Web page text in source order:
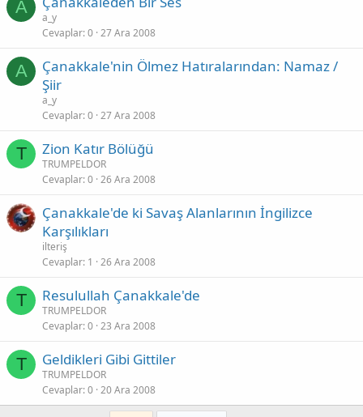
A
a_y
Cevaplar 0 27 Ara 2008
A
Çanakkale'nin Ölmez Hatıralarından: Namaz /
Şiir
a_y
Cevaplar 0 27 Ara 2008
T Zion Katır Bölüğü
TRUMPELDOR
Cevaplar 0 26 Ara 2008
Çanakkale'de ki Savaş Alanlarının İngilizce
Karşılıkları
ilteriş
Cevaplar 1 26 Ara 2008
T Resulullah Çanakkale'de
TRUMPELDOR
Cevaplar 0 23 Ara 2008
T Geldikleri Gibi Gittiler
TRUMPELDOR
Cevaplar 0 20 Ara 2008